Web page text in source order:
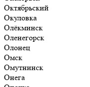
Октябрьский
Окуловка
Олёкминск
Оленегорск
Олонец
Омск
Омутнинск
Онега